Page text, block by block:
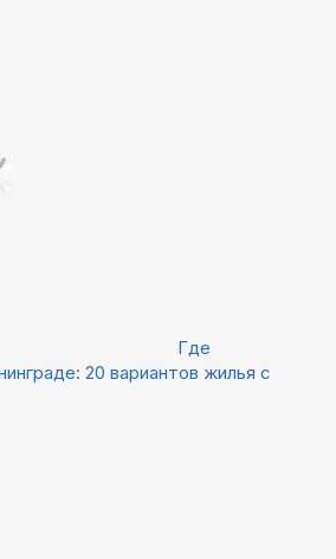
Где
20 вариантов жилья с